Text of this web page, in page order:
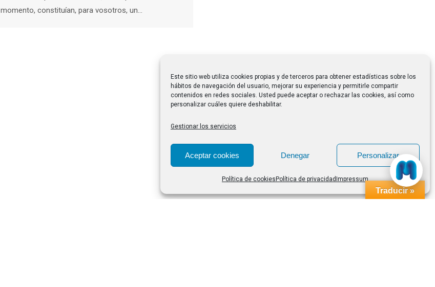
Este sitio web utiliza cookies propias y de terceros para obtener estadísticas sobre los
hábitos de navegación del usuario, mejorar su experiencia y permitirle compartir
contenidos en redes sociales. Usted puede aceptar o rechazar las cookies, así como
personalizar cuáles quiere deshabilitar.
Gestionar los servicios
Aceptar cookies Denegar Personalizar
Política de cookies Política de privacidad Impressum
momento, constituían, para vosotros, un…
Traducir »